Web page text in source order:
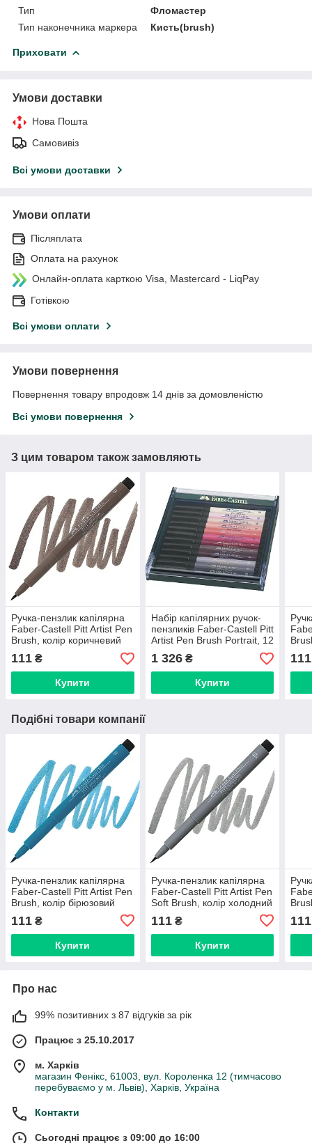
Тип
Фломастер
Тип наконечника маркера
Кисть(brush)
Приховати
Умови доставки
Нова Пошта
Самовивіз
Всі умови доставки
Умови оплати
Післяплата
Оплата на рахунок
Онлайн-оплата карткою Visa, Mastercard - LiqPay
Готівкою
Всі умови оплати
Умови повернення
Повернення товару впродовж 14 днів за домовленістю
Всі умови повернення
З цим товаром також замовляють
Ручка-пензлик капілярна
Faber-Castell Pitt Artist Pen
Brush, колір коричневий
горіх №177, 167477
111 ₴
Купити
Набір капілярних ручок-
пензликів Faber-Castell Pitt
Artist Pen Brush Portrait, 12
кольорів, 267424
1 326₴
Купити
111
Подібні товари компанії
Ручка-пензлик капілярна
Faber-Castell Pitt Artist Pen
Brush, колір бірюзовий
111 ₴
Купити
Ручка-пензлик капілярна
Faber-Castell Pitt Artist Pen
Soft Brush, колір холодний
111₴
Купити
111
Про нас
99% позитивних з 87 відгуків за рік
Працює з 25.10.2017
м. Харків
магазин Фенікс, 61003, вул. Короленка 12 (тимчасово
перебуваємо у м. Львів), Харків, Україна
Контакти
Сьогодні працює з 09:00 до 16:00